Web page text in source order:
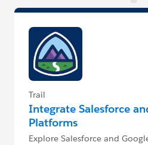
Trail
Integrate Salesforce
Platforms
Explore Salesforce and